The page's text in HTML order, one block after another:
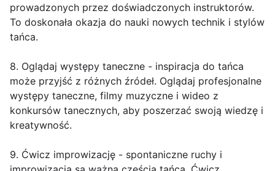
prowadzonych przez doświadczonych instruktorów.
To doskonała okazja do nauki nowych technik i stylów
tańca.
8. Oglądaj występy taneczne - inspiracja do tańca
może przyjść z różnych źródeł. Oglądaj profesjonalne
występy taneczne, filmy muzyczne i wideo z
konkursów tanecznych, aby poszerzać swoją wiedzę i
kreatywność.
9. Ćwicz improwizację - spontaniczne ruchy i